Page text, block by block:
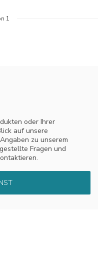
1
oder Ihrer
auf unsere
zu unserem
Fragen und